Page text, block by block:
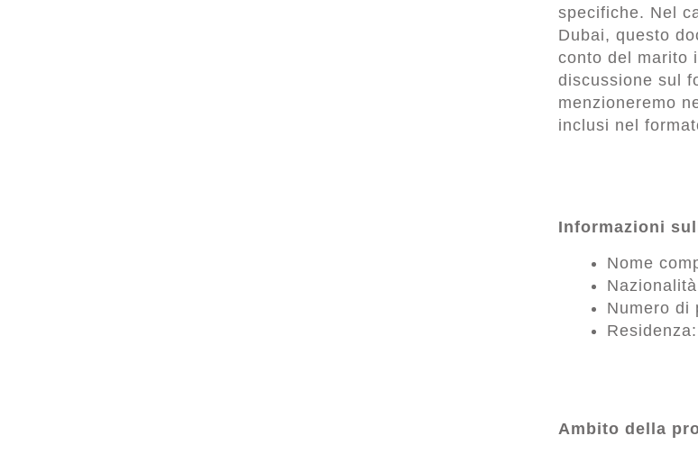
specifiche. Nel
Dubai, questo
conto del marito
discussione sul
menzioneremo
inclusi nel
Informazioni
Nome
Numero di
Ambito della